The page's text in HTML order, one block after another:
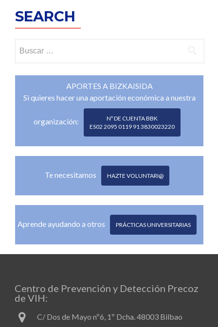
SEARCH
APORTES A BIZKAISIDA
Si quieres hacer una aportación económica a nuestra
organización:
Nº DE CUENTA BBK
ES02 2095 0119 91 3830023220
Te necesitamos HAZTE VOLUNTARI@
Aprende ayudando a otros PRÁCTICAS UNIVERSITARIAS
Centro de Prevención y Detección Precoz
de VIH:
C/ Dos de Mayo nº6, 1º Dcha. 48003 Bilbao